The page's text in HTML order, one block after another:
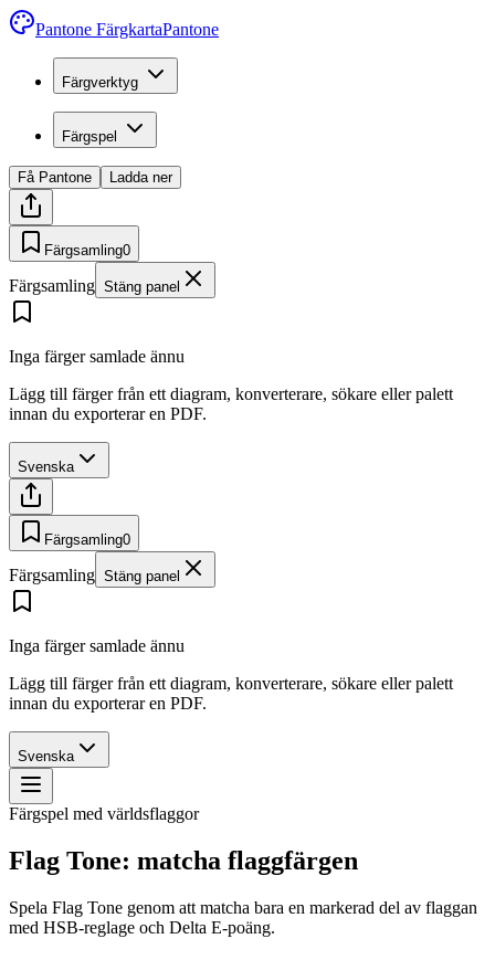
Pantone FärgkartaPantone
Färgverktyg
Färgspel
Få Pantone Ladda ner
Färgsamling0
Färgsamling Stäng panel
Inga färger samlade ännu
Lägg till färger från ett diagram, konverterare, sökare eller palett
innan du exporterar en PDF.
Svenska
Färgsamling0
Färgsamling Stäng panel
Inga färger samlade ännu
Lägg till färger från ett diagram, konverterare, sökare eller palett
innan du exporterar en PDF.
Svenska
Färgspel med världsflaggor
Flag Tone: matcha flaggfärgen
Spela Flag Tone genom att matcha bara en markerad del av flaggan
med HSB-reglage och Delta E-poäng.